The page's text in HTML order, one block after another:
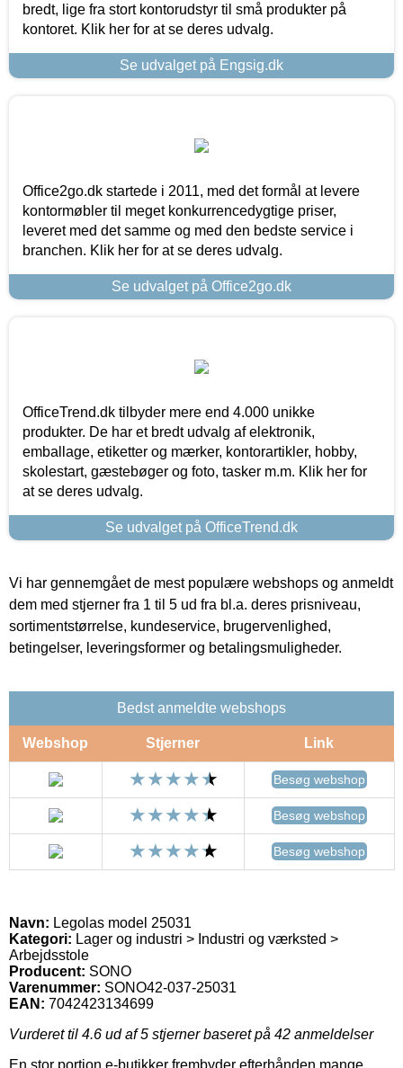
bredt, lige fra stort kontorudstyr til små produkter på
kontoret. Klik her for at se deres udvalg.
Se udvalget på Engsig.dk
Office2go.dk startede i 2011, med det formål at levere
kontormøbler til meget konkurrencedygtige priser,
leveret med det samme og med den bedste service i
branchen. Klik her for at se deres udvalg.
Se udvalget på Office2go.dk
OfficeTrend.dk tilbyder mere end 4.000 unikke
produkter. De har et bredt udvalg af elektronik,
emballage, etiketter og mærker, kontorartikler, hobby,
skolestart, gæstebøger og foto, tasker m.m. Klik her for
at se deres udvalg.
Se udvalget på OfficeTrend.dk
Vi har gennemgået de mest populære webshops og anmeldt
dem med stjerner fra 1 til 5 ud fra bl.a. deres prisniveau,
sortimentstørrelse, kundeservice, brugervenlighed,
betingelser, leveringsformer og betalingsmuligheder.
Bedst anmeldte webshops
Webshop Stjerner Link
Besøg webshop
Besøg webshop
Besøg webshop
Navn: Legolas model 25031
Kategori: Lager og industri > Industri og værksted >
Arbejdsstole
Producent: SONO
Varenummer: SONO42-037-25031
EAN: 7042423134699
Vurderet til 4.6 ud af 5 stjerner baseret på 42 anmeldelser
En stor portion e-butikker frembyder efterhånden mange